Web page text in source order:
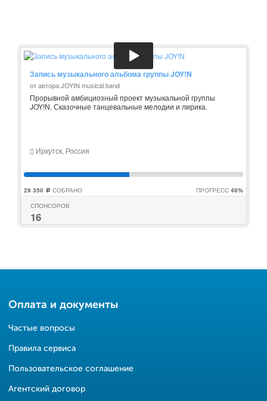
Запись музыкального альбома группы JOY!N
от автора JOYIN musical band
Прорывной амбициозный проект музыкальной группы
JOY!N. Сказочные танцевальные мелодии и лирика.
Иркутск, Россия
29 350 c СОБРАНО ПРОГРЕСС 48%
СПОНСОРОВ
16
Оплата и документы
Частые вопросы
Правила сервиса
Пользовательское соглашение
Агентский договор